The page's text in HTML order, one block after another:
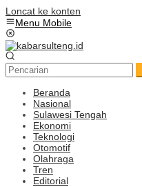
Loncat ke konten
Menu Mobile
Beranda
Nasional
Sulawesi Tengah
Ekonomi
Teknologi
Otomotif
Olahraga
Tren
Editorial